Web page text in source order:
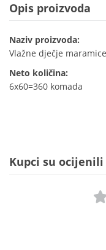
Opis proizvoda
Naziv proizvoda:
Vlažne dječje
Neto količina:
6x60=360 komada
Kupci su ocijenili